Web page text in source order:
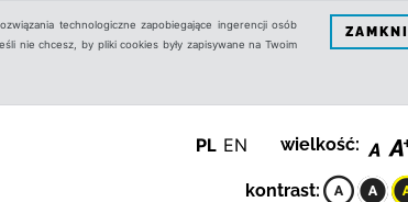
technologiczne zapobiegające ingerencji osób
nie chcesz, by pliki cookies były zapisywane na Twoim
PL EN wielkość:
kontrast: